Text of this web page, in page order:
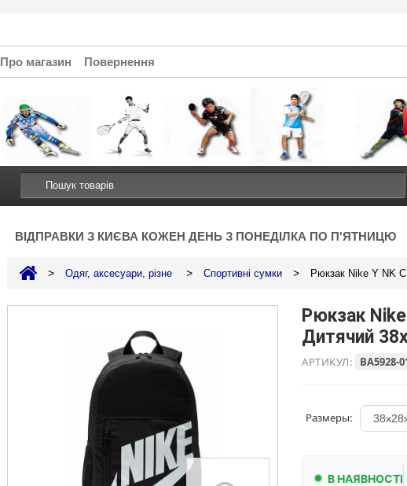
Про магазин Повернення
ВІДПРАВКИ З КИЄВА КОЖЕН ДЕНЬ З ПОНЕДІЛКА ПО П'ЯТНИЦЮ
> Одяг, аксесуари, різне > Спортивні сумки > Рюкзак Nike Y NK
Рюкзак
Дитячий
АРТИКУЛ: BA5928-
Размеры:
В НАЯВНОСТІ